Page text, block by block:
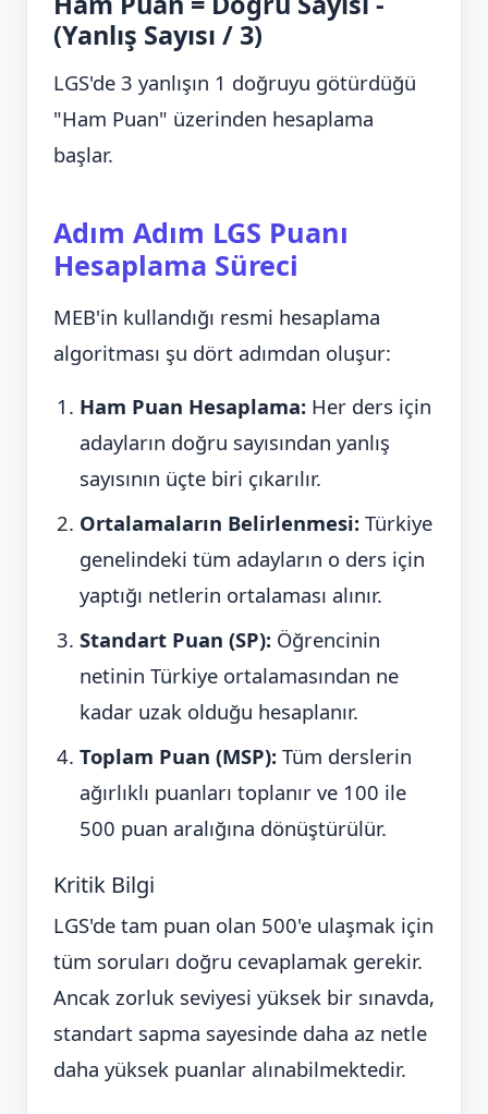
(Yanlış Sayısı / 3)
LGS'de 3 yanlışın 1 doğruyu götürdüğü
"Ham Puan" üzerinden hesaplama
başlar.
Adım Adım LGS Puanı
Hesaplama Süreci
MEB'in kullandığı resmi hesaplama
algoritması şu dört adımdan oluşur:
Ham Puan Hesaplama: Her ders için
adayların doğru sayısından yanlış
sayısının üçte biri çıkarılır.
Ortalamaların Belirlenmesi: Türkiye
genelindeki tüm adayların o ders için
yaptığı netlerin ortalaması alınır.
Standart Puan (SP): Öğrencinin
netinin Türkiye ortalamasından ne
kadar uzak olduğu hesaplanır.
Toplam Puan (MSP): Tüm derslerin
ağırlıklı puanları toplanır ve 100 ile
500 puan aralığına dönüştürülür.
Kritik Bilgi
LGS'de tam puan olan 500'e ulaşmak için
tüm soruları doğru cevaplamak gerekir.
Ancak zorluk seviyesi yüksek bir sınavda,
standart sapma sayesinde daha az netle
daha yüksek puanlar alınabilmektedir.